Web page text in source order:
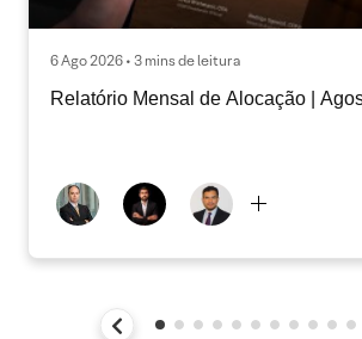
6 Ago 2026 • 3 mins de leitura
Relatório Mensal de Alocação |